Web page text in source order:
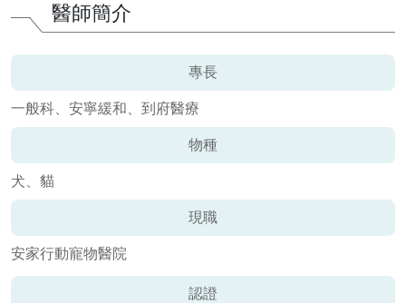
醫師簡介
專長
一般科、安寧緩和、到府醫療
物種
犬、貓
現職
安家行動寵物醫院
認證